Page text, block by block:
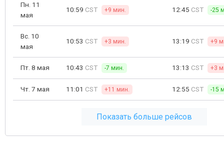
Пн. 11
мая
10:59 CST +9 мин. 12:45 CST -25
Вс. 10
мая
10:53 CST +3 мин. 13:19 CST +9
Пт. 8 мая 10:43 CST -7 мин. 13:13 CST +3
Чт. 7 мая 11:01 CST +11 мин. 12:55 CST -15
Показать больше рейсов